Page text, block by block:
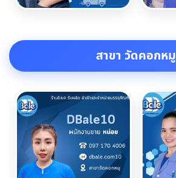
สาขา วัดคอกหมู